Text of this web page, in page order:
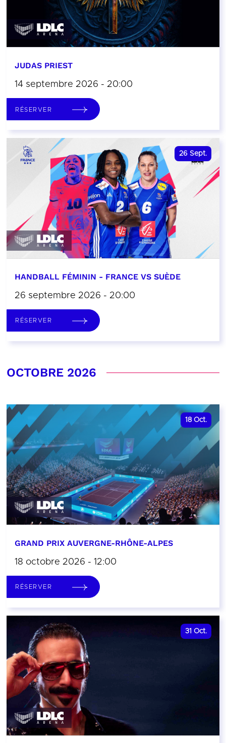
JUDAS PRIEST
14 septembre 2026 - 20:00
RÉSERVER
26 Sept.
HANDBALL FÉMININ - FRANCE VS SUÈDE
26 septembre 2026 - 20:00
RÉSERVER
OCTOBRE 2026
18 Oct.
GRAND PRIX AUVERGNE-RHÔNE-ALPES
18 octobre 2026 - 12:00
RÉSERVER
31 Oct.